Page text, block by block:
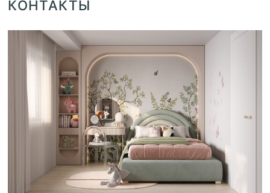
КОНТАКТЫ